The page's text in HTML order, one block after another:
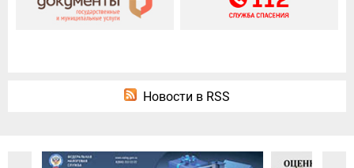
Новости в RSS